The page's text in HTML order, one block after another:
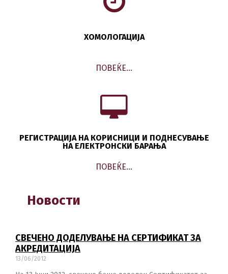
ХОМОЛОГАЦИЈА
ПОВЕЌЕ…
РЕГИСТРАЦИЈА НА КОРИСНИЦИ И ПОДНЕСУВАЊЕ
НА ЕЛЕКТРОНСКИ БАРАЊА
ПОВЕЌЕ…
Новости
СВЕЧЕНО ДОДЕЛУВАЊЕ НА СЕРТИФИКАТ ЗА
АКРЕДИТАЦИЈА
13/06/2012